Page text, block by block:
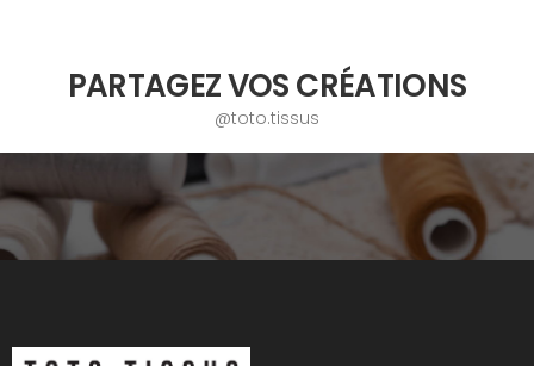
PARTAGEZ VOS CRÉATIONS
@toto.tissus